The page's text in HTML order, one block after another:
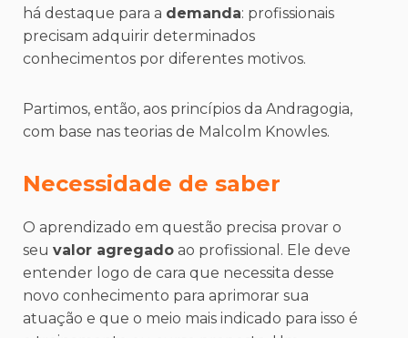
há destaque para a demanda: profissionais
precisam adquirir determinados
conhecimentos por diferentes motivos.
Partimos, então, aos princípios da Andragogia,
com base nas teorias de Malcolm Knowles.
Necessidade de saber
O aprendizado em questão precisa provar o
seu valor agregado ao profissional. Ele deve
entender logo de cara que necessita desse
novo conhecimento para aprimorar sua
atuação e que o meio mais indicado para isso é